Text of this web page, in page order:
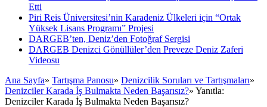
Etti
Piri Reis Üniversitesi’nin Karadeniz Ülkeleri için “Ortak
Yüksek Lisans Programı” Projesi
DARGEB’ten, Deniz’den Fotoğraf Sergisi
DARGEB Denizci Gönüllüler’den Preveze Deniz Zaferi
Videosu
Ana Sayfa» Tartışma Panosu» Denizcilik Soruları ve Tartışmaları»
Denizciler Karada İş Bulmakta Neden Başarısız?» Yanıtla:
Denizciler Karada İş Bulmakta Neden Başarısız?